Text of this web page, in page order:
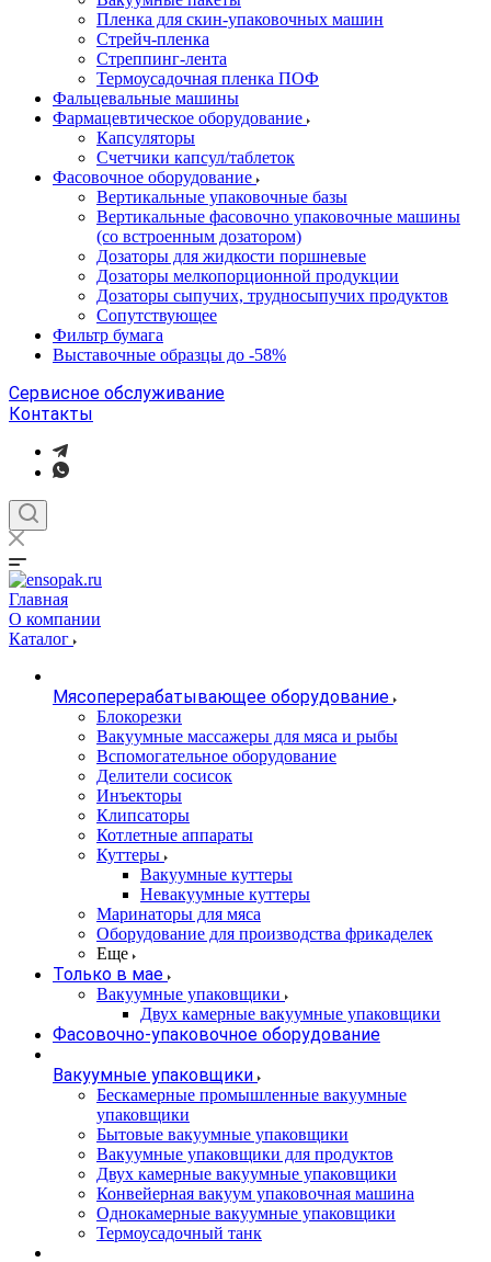
Пленка для скин-упаковочных машин
Стрейч-пленка
Стреппинг-лента
Термоусадочная пленка ПОФ
Фальцевальные машины
Фармацевтическое оборудование
Капсуляторы
Счетчики капсул/таблеток
Фасовочноe оборудование
Вертикальные упаковочные базы
Вертикальные фасовочно упаковочные машины
(со встроенным дозатором)
Дозаторы для жидкости поршневые
Дозаторы мелкопорционной продукции
Дозаторы сыпучих, трудносыпучих продуктов
Сопутствующее
Фильтр бумага
Выставочные образцы до -58%
Сервисное обслуживание
Контакты
Главная
О компании
Каталог
Мясоперерабатывающее оборудование
Блокорезки
Вакуумные массажеры для мяса и рыбы
Вспомогательное оборудование
Делители сосисок
Инъекторы
Клипсаторы
Котлетные аппараты
Куттеры
Вакуумные куттеры
Невакуумные куттеры
Маринаторы для мяса
Оборудование для производства фрикаделек
Еще
Только в мае
Вакуумные упаковщики
Двух камерные вакуумные упаковщики
Фасовочно-упаковочное оборудование
Вакуумные упаковщики
Бескамерные промышленные вакуумные
упаковщики
Бытовые вакуумные упаковщики
Вакуумные упаковщики для продуктов
Двух камерные вакуумные упаковщики
Конвейерная вакуум упаковочная машина
Однокамерные вакуумные упаковщики
Термоусадочный танк